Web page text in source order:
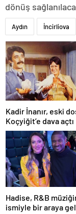
dönüş
Aydın İncirliova
Kadir İnanır, eski
Koçyiğit’e dava açtı
Hadise, R&B
ismiyle bir araya